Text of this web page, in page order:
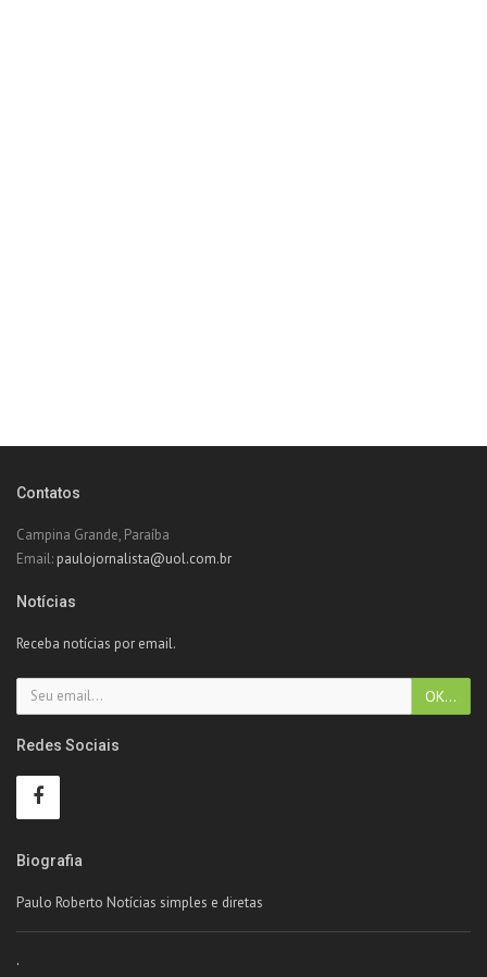
Contatos
Campina Grande, Paraíba
Email: paulojornalista@uol.com.br
Notícias
Receba notícias por email.
Redes Sociais
Biografia
Paulo Roberto Notícias simples e diretas
.